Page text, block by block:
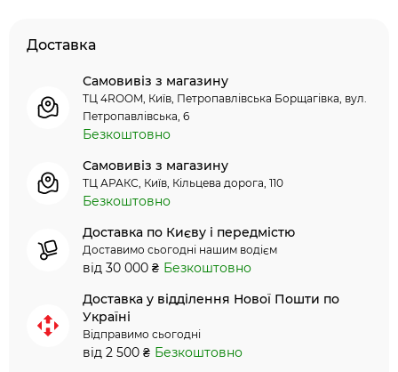
Доставка
Самовивіз з магазину
ТЦ 4ROOM, Київ, Петропавлівська Борщагівка, вул.
Петропавлівська, 6
Безкоштовно
Самовивіз з магазину
ТЦ АРАКС, Київ, Кільцева дорога, 110
Безкоштовно
Доставка по Києву і передмістю
Доставимо сьогодні нашим водієм
від 30 000 ₴ Безкоштовно
Доставка у відділення Нової Пошти по
Україні
Відправимо сьогодні
від 2 500 ₴ Безкоштовно